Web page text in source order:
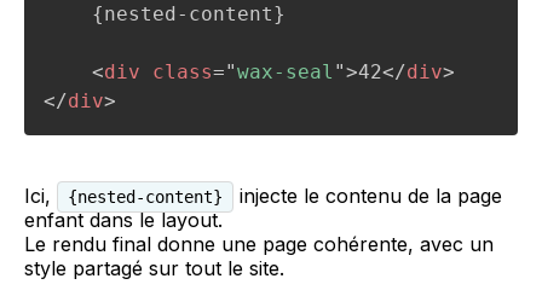
    {nested-content}
<div class="wax-seal ">42</div>
</div>
Ici, {nested-content}
injecte le contenu de la page
enfant dans le layout.
Le rendu final donne une page cohérente, avec un
style partagé sur tout le site.